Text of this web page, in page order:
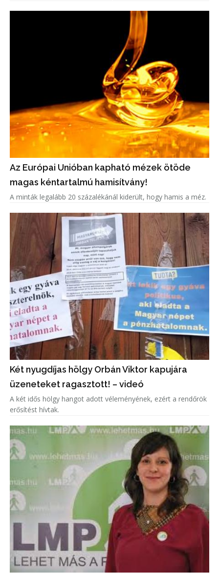
Az Európai Unióban kapható mézek ötöde
magas kéntartalmú hamisítvány!
A minták legalább 20 százalékánál kiderült, hogy hamis a méz.
Két nyugdíjas hölgy Orbán Viktor kapujára
üzeneteket ragasztott! – videó
A két idős hölgy hangot adott véleményének, ezért a rendőrök
erősítést hívtak.